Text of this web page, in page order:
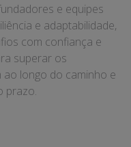
e equipes
e adaptabilidade,
com confiança e
superar os
ao longo do caminho e
prazo.